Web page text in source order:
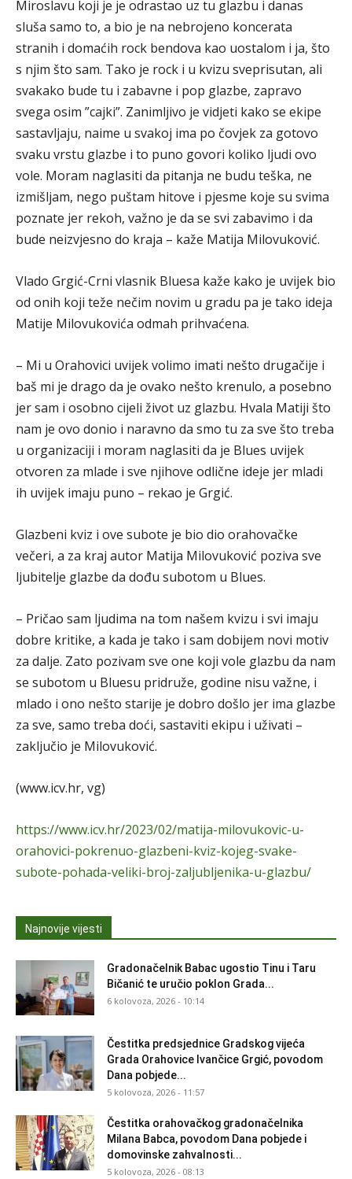
Miroslavu koji je je odrastao uz tu glazbu i danas
sluša samo to, a bio je na nebrojeno koncerata
stranih i domaćih rock bendova kao uostalom i ja, što
s njim što sam. Tako je rock i u kvizu sveprisutan, ali
svakako bude tu i zabavne i pop glazbe, zapravo
svega osim ”cajki”. Zanimljivo je vidjeti kako se ekipe
sastavljaju, naime u svakoj ima po čovjek za gotovo
svaku vrstu glazbe i to puno govori koliko ljudi ovo
vole. Moram naglasiti da pitanja ne budu teška, ne
izmišljam, nego puštam hitove i pjesme koje su svima
poznate jer rekoh, važno je da se svi zabavimo i da
bude neizvjesno do kraja – kaže Matija Milovuković.
Vlado Grgić-Crni vlasnik Bluesa kaže kako je uvijek bio
od onih koji teže nečim novim u gradu pa je tako ideja
Matije Milovukovića odmah prihvaćena.
– Mi u Orahovici uvijek volimo imati nešto drugačije i
baš mi je drago da je ovako nešto krenulo, a posebno
jer sam i osobno cijeli život uz glazbu. Hvala Matiji što
nam je ovo donio i naravno da smo tu za sve što treba
u organizaciji i moram naglasiti da je Blues uvijek
otvoren za mlade i sve njihove odlične ideje jer mladi
ih uvijek imaju puno – rekao je Grgić.
Glazbeni kviz i ove subote je bio dio orahovačke
večeri, a za kraj autor Matija Milovuković poziva sve
ljubitelje glazbe da dođu subotom u Blues.
– Pričao sam ljudima na tom našem kvizu i svi imaju
dobre kritike, a kada je tako i sam dobijem novi motiv
za dalje. Zato pozivam sve one koji vole glazbu da nam
se subotom u Bluesu pridruže, godine nisu važne, i
mlado i ono nešto starije je dobro došlo jer ima glazbe
za sve, samo treba doći, sastaviti ekipu i uživati –
zaključio je Milovuković.
(www.icv.hr, vg)
https://www.icv.hr/2023/02/matija-milovukovic-u-
orahovici-pokrenuo-glazbeni-kviz-kojeg-svake-
subote-pohada-veliki-broj-zaljubljenika-u-glazbu/
Najnovije vijesti
Gradonačelnik Babac ugostio Tinu i Taru
Bičanić te uručio poklon Grada...
6 kolovoza, 2026 - 10:14
Čestitka predsjednice Gradskog vijeća
Grada Orahovice Ivančice Grgić, povodom
Dana pobjede...
5 kolovoza, 2026 - 11:57
Čestitka orahovačkog gradonačelnika
Milana Babca, povodom Dana pobjede i
domovinske zahvalnosti...
5 kolovoza, 2026 - 08:13